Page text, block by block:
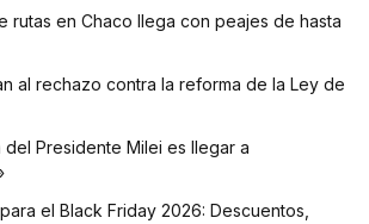
rutas en Chaco llega con peajes de hasta
al rechazo contra la reforma de la Ley de
del Presidente Milei es llegar a
el Black Friday 2026: Descuentos,